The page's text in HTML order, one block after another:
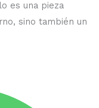
es una pieza
sino también un